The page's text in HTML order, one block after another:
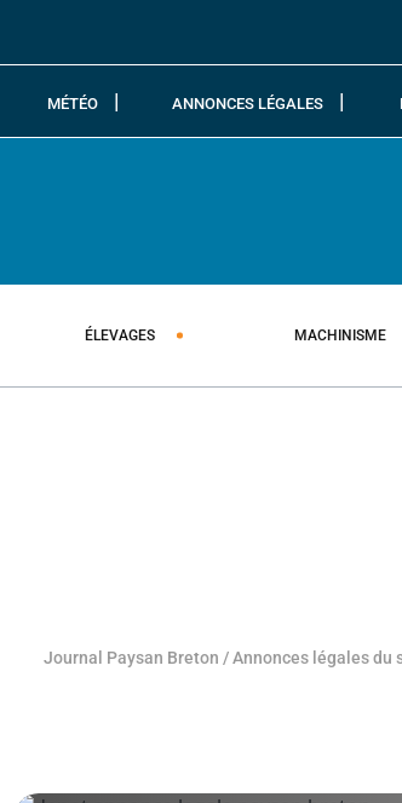
MÉTÉO ANNONCES LÉGALES
ÉLEVAGES MACHINISME
Journal Paysan Breton /Annonces légales du